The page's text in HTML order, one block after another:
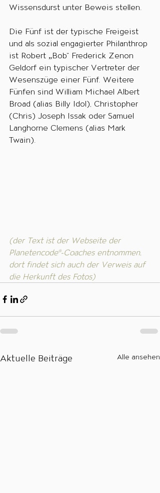
Wissensdurst unter Beweis stellen.
Die Fünf ist der typische Freigeist
und als sozial engagierter Philanthrop
ist Robert „Bob“ Frederick Zenon
Geldorf ein typischer Vertreter der
Wesenszüge einer Fünf. Weitere
Fünfen sind William Michael Albert
Broad (alias Billy Idol), Christopher
(Chris) Joseph Issak oder Samuel
Langhorne Clemens (alias Mark
Twain).
(der Text ist der Webseite der
Planetencode®-Coaches entnommen,
dort findet sich auch der Verweis auf
die Herkunft des Fotos)
Aktuelle Beiträge Alle ansehen